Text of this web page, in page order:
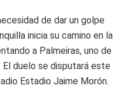
de dar un golpe
inicia su camino en la
a Palmeiras, uno de
duelo se disputará este
Estadio Jaime Morón.